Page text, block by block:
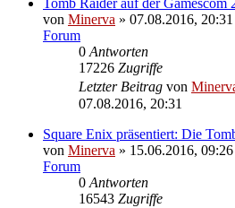
Tomb Raider auf der Gamescom
von Minerva » 07.08.2016,
Forum
0 Antworten
17226 Zugriffe
Letzter Beitrag von
07.08.2016, 20:31
Square Enix präsentiert: Die
von Minerva » 15.06.2016,
Forum
0 Antworten
16543 Zugriffe